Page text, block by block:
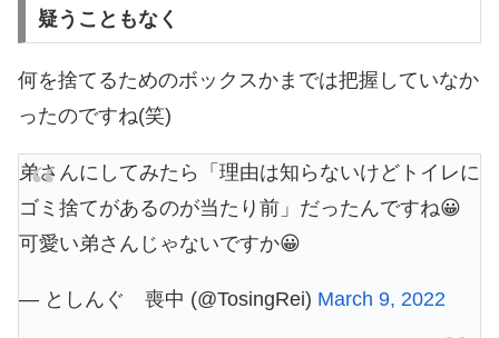
疑うこともなく
何を捨てるためのボックスかまでは把握していなか
ったのですね(笑)
弟さんにしてみたら「理由は知らないけどトイレに
ゴミ捨てがあるのが当たり前」だったんですね😀
可愛い弟さんじゃないですか😀
— としんぐ 喪中 (@TosingRei) March 9, 2022